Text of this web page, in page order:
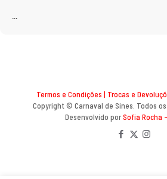
...
Termos e Condições | Trocas e
Copyright © Carnaval de Sines. Todos
Desenvolvido porSofia Rocha